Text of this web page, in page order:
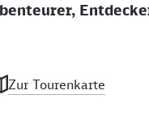
Zur Tourenkarte